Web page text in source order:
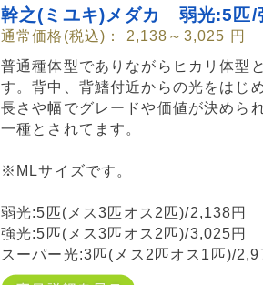
幹之(ミユキ)メダカ 弱光:5匹/
通常価格(税込)： 2,138～3,025 円
普通種体型でありながらヒカリ体型
す。背中、背鰭付近からの光をはじ
長さや幅でグレードや価値が決めら
一種とされてます。
※MLサイズです。
弱光:5匹(メス3匹オス2匹)/2,138円
強光:5匹(メス3匹オス2匹)/3,025円
スーパー光:3匹(メス2匹オス1匹)/